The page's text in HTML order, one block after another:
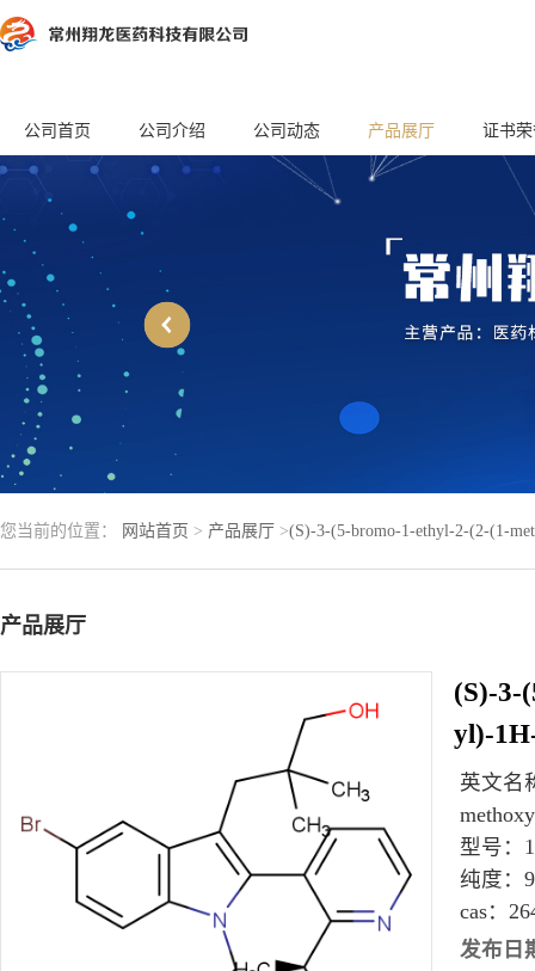
公司首页 公司介绍 公司动态 产品展厅 证书
您当前的位置： 网站首页 > 产品展厅 >(S)-3-(5-bromo-1-ethyl-2-(2-(1-
产品展厅
(S)-3-
yl)-
英文名
型号：
纯度：
cas：
发布日